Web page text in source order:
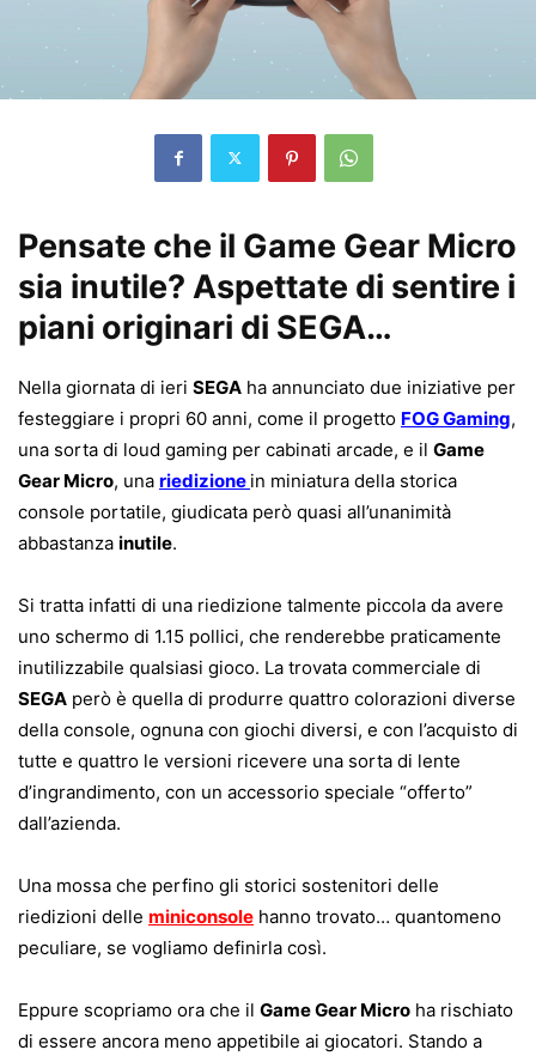
Pensate che il Game Gear Micro
sia inutile? Aspettate di sentire i
piani originari di SEGA…
Nella giornata di ieri SEGA ha annunciato due iniziative per
festeggiare i propri 60 anni, come il progetto FOG Gaming,
una sorta di loud gaming per cabinati arcade, e il Game
Gear Micro, una riedizione in miniatura della storica
console portatile, giudicata però quasi all’unanimità
abbastanza inutile.
Si tratta infatti di una riedizione talmente piccola da avere
uno schermo di 1.15 pollici, che renderebbe praticamente
inutilizzabile qualsiasi gioco. La trovata commerciale di
SEGA però è quella di produrre quattro colorazioni diverse
della console, ognuna con giochi diversi, e con l’acquisto di
tutte e quattro le versioni ricevere una sorta di lente
d’ingrandimento, con un accessorio speciale “offerto”
dall’azienda.
Una mossa che perfino gli storici sostenitori delle
riedizioni delle miniconsole hanno trovato… quantomeno
peculiare, se vogliamo definirla così.
Eppure scopriamo ora che il Game Gear Micro ha rischiato
di essere ancora meno appetibile ai giocatori. Stando a